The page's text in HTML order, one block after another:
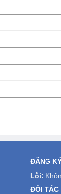
ĐĂNG
Lỗi:
ĐỐI TÁC